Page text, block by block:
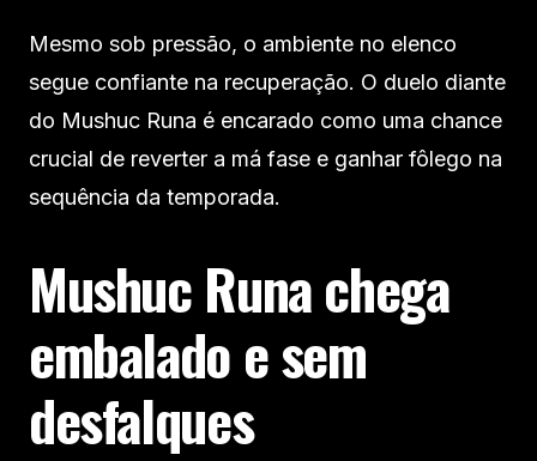
Mesmo sob pressão, o ambiente no elenco
segue confiante na recuperação. O duelo diante
do Mushuc Runa é encarado como uma chance
crucial de reverter a má fase e ganhar fôlego na
sequência da temporada.
Mushuc Runa chega
embalado e sem
desfalques